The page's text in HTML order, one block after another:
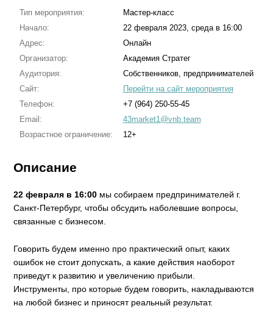
Тип мероприятия:
Мастер-класс
Начало:
22 февраля 2023, среда в 16:00
Адрес:
Онлайн
Организатор:
Академия Стратег
Аудитория:
Собственников, предпринимателей
Сайт:
Перейти на сайт мероприятия
Телефон:
+7 (964) 250-55-45
Email:
43market1@vnb.team
Возрастное ограничение:
12+
Описание
22 февраля в 16:00 мы собираем предпринимателей г.
Санкт-Петербург, чтобы обсудить наболевшие вопросы,
связанные с бизнесом.
Говорить будем именно про практический опыт, каких
ошибок не стоит допускать, а какие действия наоборот
приведут к развитию и увеличению прибыли.
Инструменты, про которые будем говорить, накладываются
на любой бизнес и приносят реальный результат.